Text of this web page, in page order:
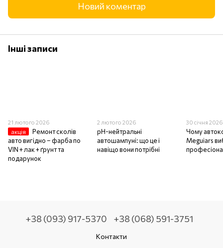
Новий коментар
Інші записи
21 лютого 2026
акція
Ремонт сколів
авто вигідно – фарба по
VIN + лак + ґрунт та
подарунок
2 лютого 2026
pH-нейтральні
автошампуні: що це і
навіщо вони потрібні
30 січня 2026
Чому
Meguiars
+38 (093) 917-5370 +38 (068) 591-3751
Контакти